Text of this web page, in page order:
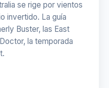
se rige por vientos
invertido. La guía
Buster, las East
la temporada